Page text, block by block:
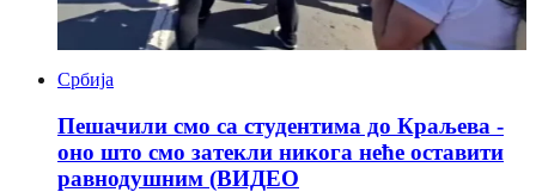
Србија
Пешачили смо са студентима до Краљева -
оно што смо затекли никога неће оставити
равнодушним (ВИДЕО